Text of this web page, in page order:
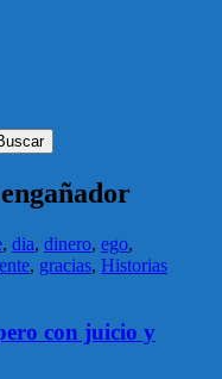
, dia, dinero, ego,
, gracias, Historias
con juicio y